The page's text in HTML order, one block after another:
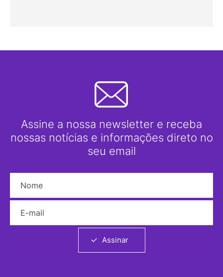
Assine a nossa newsletter e receba
nossas notícias e informações direto no
seu email
Assinar